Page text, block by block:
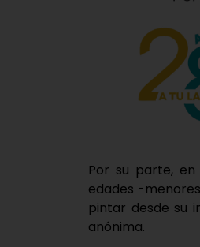
Por su parte,
edades -
pintar desde su
anónima.